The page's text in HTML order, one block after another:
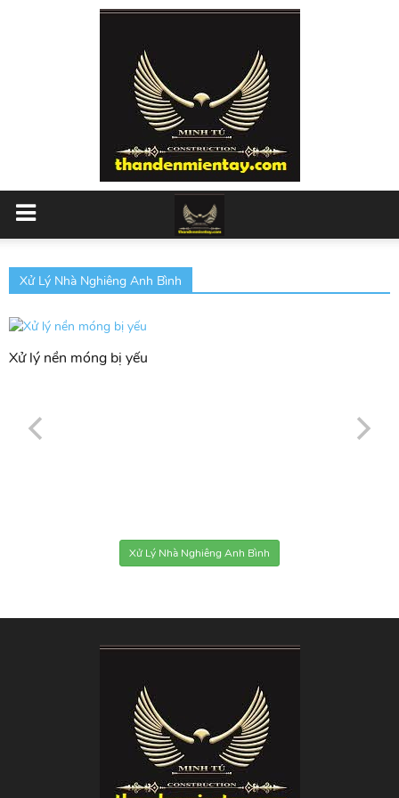
Xử Lý Nhà Nghiêng Anh Bình
Xử lý nền móng bị yếu
Xử Lý Nhà Nghiêng Anh Bình